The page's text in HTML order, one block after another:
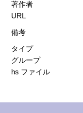
著作者
URL
備考
タイプ
グループ
hs ファイル